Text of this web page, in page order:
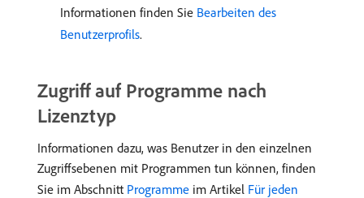
Informationen finden Sie Bearbeiten des
Benutzerprofils.
Zugriff auf Programme nach
Lizenztyp
Informationen dazu, was Benutzer in den einzelnen
Zugriffsebenen mit Programmen tun können, finden
Sie im Abschnitt Programme im Artikel Für jeden